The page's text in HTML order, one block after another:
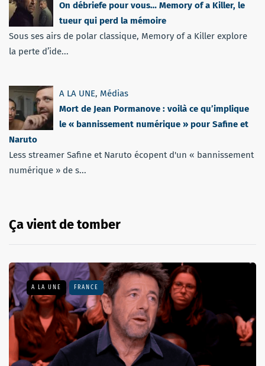
On débriefe pour vous… Memory of a Killer, le
tueur qui perd la mémoire
Sous ses airs de polar classique, Memory of a Killer explore
la perte d’ide...
A LA UNE, Médias
Mort de Jean Pormanove : voilà ce qu’implique
le « bannissement numérique » pour Safine et
Naruto
Less streamer Safine et Naruto écopent d'un « bannissement
numérique » de s...
Ça vient de tomber
A LA UNE FRANCE